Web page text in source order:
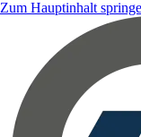
Zum Hauptinhalt